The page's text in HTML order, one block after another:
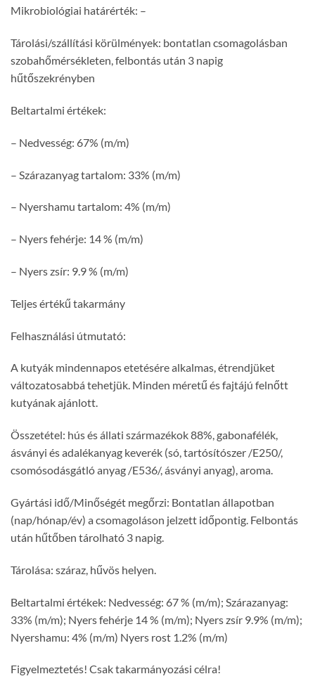
Mikrobiológiai határérték: –
Tárolási/szállítási körülmények: bontatlan csomagolásban
szobahőmérsékleten, felbontás után 3 napig
hűtőszekrényben
Beltartalmi értékek:
– Nedvesség: 67% (m/m)
– Szárazanyag tartalom: 33% (m/m)
– Nyershamu tartalom: 4% (m/m)
– Nyers fehérje: 14 % (m/m)
– Nyers zsír: 9.9 % (m/m)
Teljes értékű takarmány
Felhasználási útmutató:
A kutyák mindennapos etetésére alkalmas, étrendjüket
változatosabbá tehetjük. Minden méretű és fajtájú felnőtt
kutyának ajánlott.
Összetétel: hús és állati származékok 88%, gabonafélék,
ásványi és adalékanyag keverék (só, tartósítószer /E250/,
csomósodásgátló anyag /E536/, ásványi anyag), aroma.
Gyártási idő/Minőségét megőrzi: Bontatlan állapotban
(nap/hónap/év) a csomagoláson jelzett időpontig. Felbontás
után hűtőben tárolható 3 napig.
Tárolása: száraz, hűvös helyen.
Beltartalmi értékek: Nedvesség: 67 % (m/m); Szárazanyag:
33% (m/m); Nyers fehérje 14 % (m/m); Nyers zsír 9.9% (m/m);
Nyershamu: 4% (m/m) Nyers rost 1.2% (m/m)
Figyelmeztetés! Csak takarmányozási célra!